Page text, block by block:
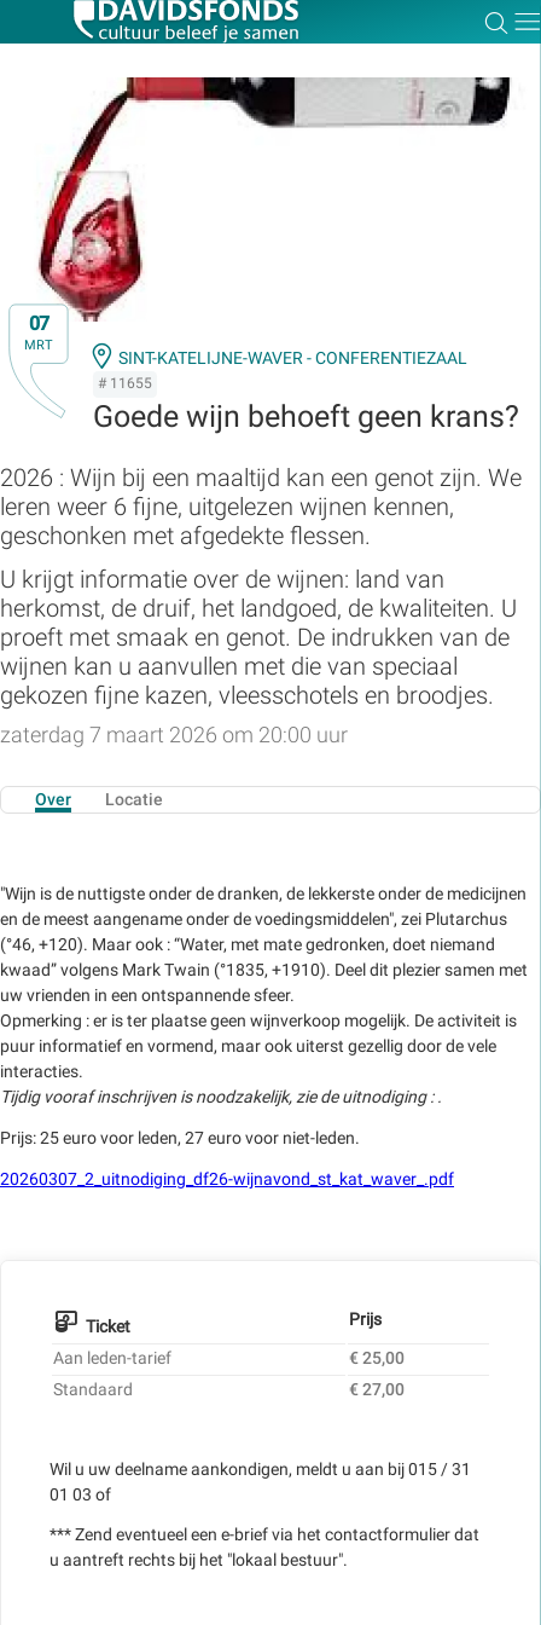
07
MRT
SINT-KATELIJNE-WAVER - CONFERENTIEZAAL
# 11655
Goede wijn behoeft geen krans?
2026 : Wijn bij een maaltijd kan een genot zijn. We
leren weer 6 fijne, uitgelezen wijnen kennen,
geschonken met afgedekte flessen.
U krijgt informatie over de wijnen: land van
herkomst, de druif, het landgoed, de kwaliteiten. U
proeft met smaak en genot. De indrukken van de
wijnen kan u aanvullen met die van speciaal
gekozen fijne kazen, vleesschotels en broodjes.
zaterdag 7 maart 2026 om 20:00 uur
Over Locatie
"Wijn is de nuttigste onder de dranken, de lekkerste onder de medicijnen
en de meest aangename onder de voedingsmiddelen", zei Plutarchus
(°46, +120). Maar ook : “Water, met mate gedronken, doet niemand
kwaad” volgens Mark Twain (°1835, +1910). Deel dit plezier samen met
uw vrienden in een ontspannende sfeer.
Opmerking : er is ter plaatse geen wijnverkoop mogelijk. De activiteit is
puur informatief en vormend, maar ook uiterst gezellig door de vele
interacties.
Tijdig vooraf inschrijven is noodzakelijk, zie de uitnodiging : .
Prijs: 25 euro voor leden, 27 euro voor niet-leden.
20260307_2_uitnodiging_df26-wijnavond_st_kat_waver_.pdf
Ticket
Prijs
Aan leden-tarief
€ 25,00
Standaard
€ 27,00
Wil u uw deelname aankondigen, meldt u aan bij 015 / 31
01 03 of
*** Zend eventueel een e-brief via het contactformulier dat
u aantreft rechts bij het "lokaal bestuur".
Zoeken